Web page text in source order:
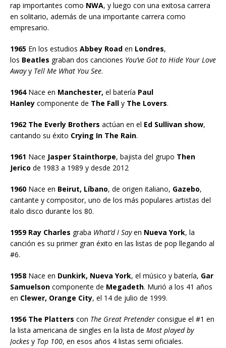
rap importantes como NWA, y luego con una exitosa carrera
en solitario, además de una importante carrera como
empresario.
1965 En los estudios Abbey Road en Londres,
los Beatles graban dos canciones You’ve Got to Hide Your Love
Awayy Tell Me What You See.
1964Nace en Manchester, el batería Paul
Hanley componente de The Fall y The Lovers.
1962 The Everly Brothers actúan en el Ed Sullivan show,
cantando su éxito Crying In The Rain.
1961 Nace Jasper Stainthorpe, bajista del grupo Then
Jerico de 1983 a 1989 y desde 2012
1960 Nace en Beirut, Líbano, de origen italiano, Gazebo,
cantante y compositor, uno de los más populares artistas del
italo disco durante los 80.
1959 Ray Charles graba What’d I Sayen Nueva York, la
canción es su primer gran éxito en las listas de pop llegando al
#6.
1958 Nace en Dunkirk, Nueva York, el músico y batería, Gar
Samuelson componente de Megadeth. Murió a los 41 años
en Clewer, Orange City, el 14 de julio de 1999.
1956 The Platters con The Great Pretender consigue el #1 en
la lista americana de singles en la lista de Most played by
Jockes y Top 100, en esos años 4 listas semi oficiales.